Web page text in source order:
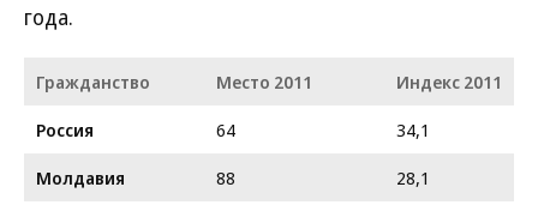
года.
Гражданство Место 2011
Индекс 2011
Россия
64
34,1
Молдавия
88
28,1